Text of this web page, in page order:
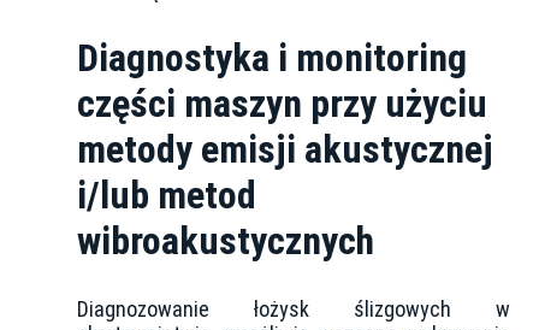
Diagnostyka i monitoring
części maszyn przy użyciu
metody emisji akustycznej
i/lub metod
wibroakustycznych
Diagnozowanie łożysk ślizgowych w